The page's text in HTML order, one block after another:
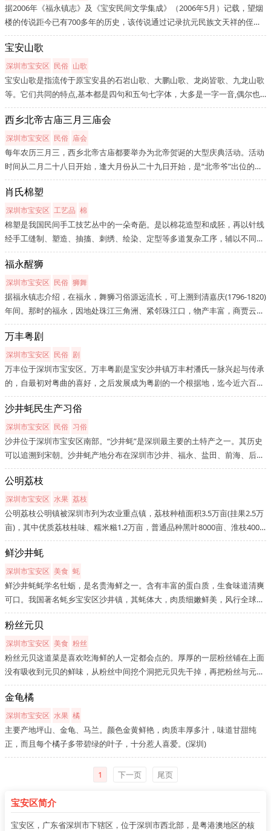
据2006年《福永镇志》及《宝安民间文学集成》（2006年5月）记载，望烟
楼的传说距今已有700多年的历史，该传说通过记录抗元民族文天祥的侄孙
文应麟，在福永大矛山脚下，开村立业，乐善好施，关心民众疾苦的义举，
后人为纪念这位乐善好施、关心民众疾苦的义士，便在其曾经用来了解民
情...
宝安山歌
深圳市宝安区 民俗 山歌
宝安山歌是指流传于原宝安县的石岩山歌、大鹏山歌、龙岗皆歌、九龙山歌
等。它们共同的特点,基本都是四句和五句七字体，大多是一字一音,偶尔也
有一字多音。旋律有的高亢明亮、有的婉转深情;演唱形式有独唱、对唱等。
主要传人有戴坚平(76岁)，叶永亮（86岁）池官华(66岁)、廖保(70岁)等。
西乡北帝古庙三月三庙会
深圳市宝安区 民俗 庙会
每年农历三月三，西乡北帝古庙都要举办为北帝贺诞的大型庆典活动。活动
时间从二月二十八日开始，逢大月份从二十九日开始，是“北帝爷”出位的日
子，请他巡游看戏保佑风调雨顺，天下太平，五谷丰登，到三月初二请他返
位庙会连续九天，至三月六日方止。活动的项目：1、庙内外祭祀活动；...
肖氏棉塑
深圳市宝安区 工艺品 棉
棉塑是我国民间手工技艺丛中的一朵奇葩。是以棉花造型和成胚，再以针线
经手工缝制、塑造、抽搐、刺绣、绘染、定型等多道复杂工序，辅以不同装
饰、服饰于一体集成的软雕塑，其表现形式多样，既能表现民俗风情，又能
集中反映时代主题。具有较高的艺术审美和观赏价值。棉塑工艺作品在国...
福永醒狮
深圳市宝安区 民俗 狮舞
据福永镇志介绍，在福永，舞狮习俗源远流长，可上溯到清嘉庆(1796-1820)
年间。那时的福永，因地处珠江三角洲、紧邻珠江口，物产丰富，商贾云
集。一些渔民便以竹、木、布或纸扎成狮子，敲锣打鼓，翩翩起舞，庆祝丰
收和祈祷出海平安。于是舞狮活动逐渐作为一种喜庆和祈福的活动，开始
兴...
万丰粤剧
深圳市宝安区 民俗 剧
万丰位于深圳市宝安区。万丰粤剧是宝安沙井镇万丰村潘氏一脉兴起与传承
的，自最初对粤曲的喜好，之后发展成为粤剧的一个根据地，迄今近六百年
历史。一个村一个姓氏，能坚持这么多年的传承，是不多见的。自元代的潘
氏四世祖潘礼敬开始，之后又有明代的潘楫、清代的潘耀扬、清末的潘有...
沙井蚝民生产习俗
深圳市宝安区 民俗 习俗
沙井位于深圳市宝安区南部。“沙井蚝”是深圳最主要的土特产之一。其历史
可以追溯到宋朝。沙井蚝产地分布在深圳市沙井、福永、盐田、前海、后海
和香港流浮山一带。沙井蚝业从宋代开始插杆养蚝，距今一千多年，是世界
上最早人工养蚝的地区。至明、清，沙井蚝业有较大发展。解放后，沙...
公明荔枝
深圳市宝安区 水果 荔枝
公明荔枝公明镇被深圳市列为农业重点镇，荔枝种植面积3.5万亩(挂果2.5万
亩)，其中优质荔枝桂味、糯米糍1.2万亩，普通品种黑叶8000亩、淮枝4000
亩、其它1000亩。由于公明土地肥沃、光热充足，雨量充沛，荔枝品质极
佳，其含糖量达20%以上，在国内，港、澳及国外，公明荔枝已受到人们的
青睐。
鲜沙井蚝
深圳市宝安区 美食 蚝
鲜沙井蚝蚝学名牡蛎，是名贵海鲜之一。含有丰富的蛋白质，生食味道清爽
可口。我国著名蚝乡宝安区沙井镇，其蚝体大，肉质细嫩鲜美，风行全球华
人，成为现代人时尚的追求。蚝产于宝安沙井、福水、西乡及深圳其他区等
地。但以宝安沙井蚝最出名。沙井蚝生食肉鲜美，也可烹食。以其色泽乳...
粉丝元贝
深圳市宝安区 美食 粉丝
粉丝元贝这道菜是喜欢吃海鲜的人一定都会点的。厚厚的一层粉丝铺在上面
没有吸收到元贝的鲜味，从粉丝中间挖个洞把元贝先干掉，再把粉丝与元贝
的汁液和蒜等配料伴着来吃，既好味又不浪费。一般做法都会用蒜茸，芫
茜，葱沫，少许白酒，熟油，盐调好料，泡好的龙口细粉丝放在开边的元
贝...
金龟橘
深圳市宝安区 水果 橘
主要产地坪山、金龟、马兰。颜色金黄鲜艳，肉质丰厚多汁，味道甘甜纯
正，而且每个橘子多带碧绿的叶子，十分惹人喜爱。(深圳)
1 下一页 尾页
宝安区简介
宝安区，广东省深圳市下辖区，位于深圳市西北部，是粤港澳地区的核